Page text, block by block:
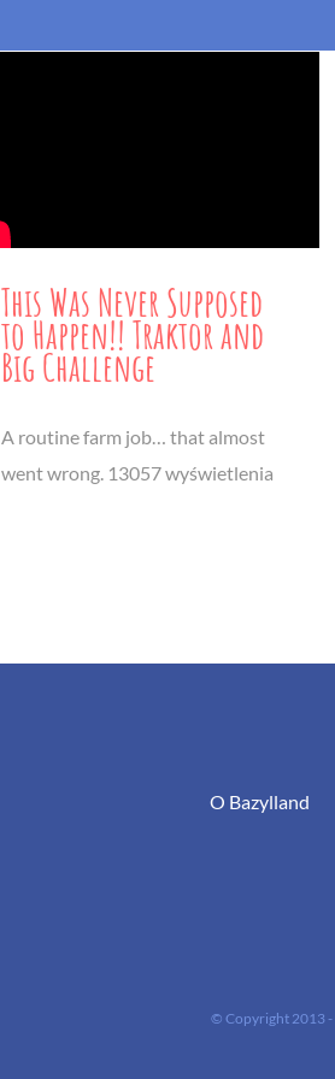
This Was Never Supposed
to Happen!! Traktor and
Big Challenge
A routine farm job… that almost
went wrong. 13057 wyświetlenia
O Bazylland
© Copyright 2013 -